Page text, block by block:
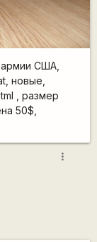
США,
новые,
, размер
50$,
more_vert